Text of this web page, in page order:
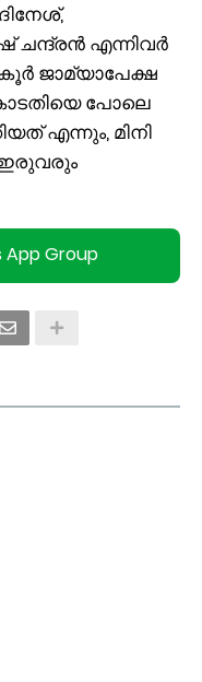
എന്നിവര്‍
ജാമ്യാപേക്ഷ
പോലെ
എന്നും, മിനി
App Group